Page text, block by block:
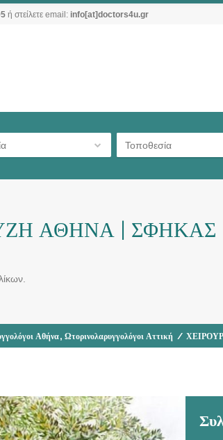
ή στείλετε email: info[at]doctors4u.gr
ΑΘΗΝΑ | ΣΦΗΚΑΣ
Αθήνα, Ωτορινολαρυγγολόγοι Αττική /